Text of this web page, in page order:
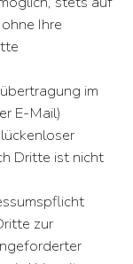
Ihre
im
E-Mail)
Dritte ist nicht
zur